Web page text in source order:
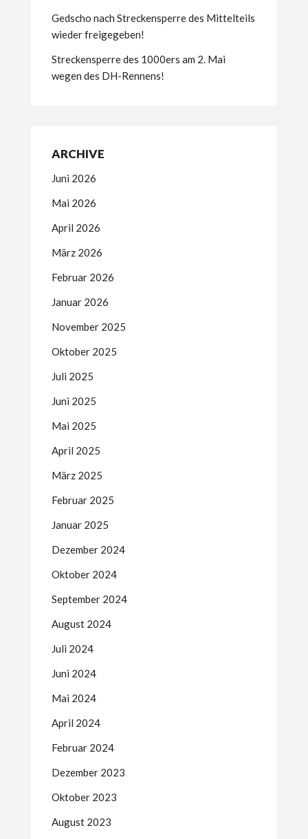
Gedscho nach Streckensperre des Mittelteils
wieder freigegeben!
Streckensperre des 1000ers am 2. Mai
wegen des DH-Rennens!
ARCHIVE
Juni 2026
Mai 2026
April 2026
März 2026
Februar 2026
Januar 2026
November 2025
Oktober 2025
Juli 2025
Juni 2025
Mai 2025
April 2025
März 2025
Februar 2025
Januar 2025
Dezember 2024
Oktober 2024
September 2024
August 2024
Juli 2024
Juni 2024
Mai 2024
April 2024
Februar 2024
Dezember 2023
Oktober 2023
August 2023